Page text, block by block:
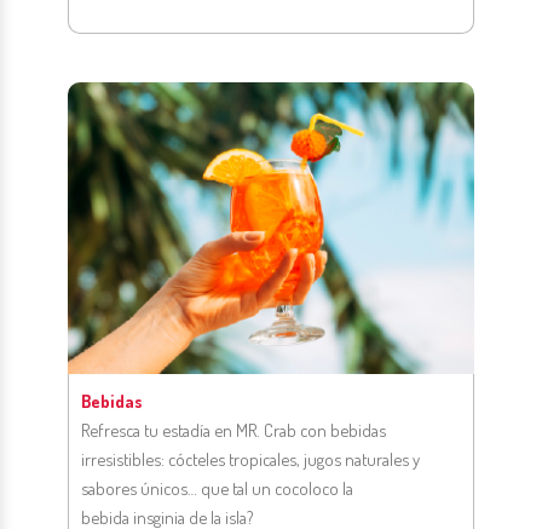
Bebidas
Refresca tu estadía en MR. Crab con bebidas
irresistibles: cócteles tropicales, jugos naturales y
sabores únicos… que tal un cocoloco la
bebida insginia de la isla?